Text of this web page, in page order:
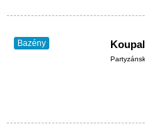
Bazény